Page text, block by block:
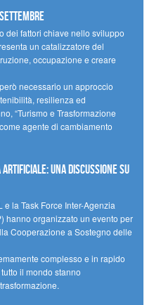
dei fattori chiave nello sviluppo
un catalizzatore del
occupazione e creare
necessario un approccio
resilienza ed
“Turismo e Trasformazione
agente di cambiamento
una discussione su
e la Task Force Inter-Agenzia
hanno organizzato un evento per
Cooperazione a Sostegno delle
complesso e in rapido
il mondo stanno